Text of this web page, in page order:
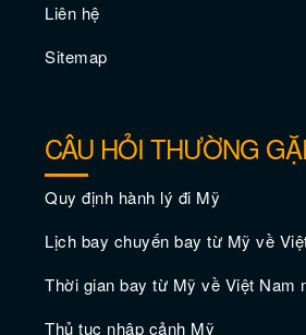
Thời điểm tốt nhất để du
Liên hệ
Sitemap
CÂU HỎI THƯỜNG
Quy định hành lý đi Mỹ
Lịch bay chuyến bay từ Mỹ về
Thời gian bay từ Mỹ về Việt Nam
Thủ tục nhập cảnh Mỹ